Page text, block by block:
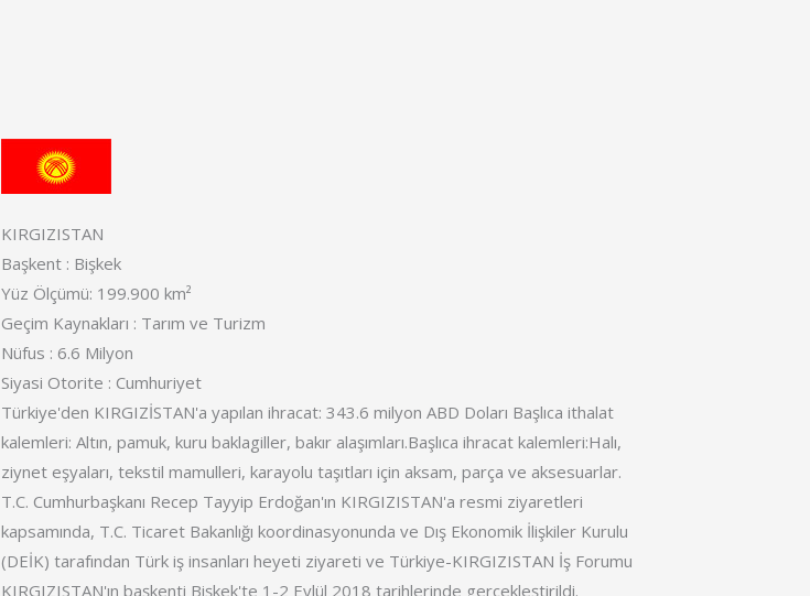
KIRGIZISTAN
Başkent : Bişkek
Yüz Ölçümü: 199.900 km²
Geçim Kaynakları : Tarım ve Turizm
Nüfus : 6.6 Milyon
Siyasi Otorite : Cumhuriyet
Türkiye'den KIRGIZİSTAN'a yapılan ihracat: 343.6 milyon ABD Doları Başlıca ithalat
kalemleri: Altın, pamuk, kuru baklagiller, bakır alaşımları.Başlıca ihracat kalemleri:Halı,
ziynet eşyaları, tekstil mamulleri, karayolu taşıtları için aksam, parça ve aksesuarlar.
T.C. Cumhurbaşkanı Recep Tayyip Erdoğan'ın KIRGIZISTAN'a resmi ziyaretleri
kapsamında, T.C. Ticaret Bakanlığı koordinasyonunda ve Dış Ekonomik İlişkiler Kurulu
(DEİK) tarafından Türk iş insanları heyeti ziyareti ve Türkiye-KIRGIZISTAN İş Forumu
KIRGIZISTAN'ın başkenti Bişkek'te 1-2 Eylül 2018 tarihlerinde gerçekleştirildi.